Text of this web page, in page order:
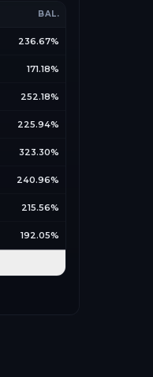
BAL.
236.67%
171.18%
252.18%
225.94%
323.30%
240.96%
215.56%
192.05%